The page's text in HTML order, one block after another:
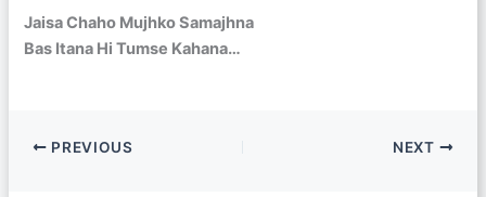
Jaisa Chaho Mujhko Samajhna
Bas Itana Hi Tumse Kahana…
PREVIOUS NEXT